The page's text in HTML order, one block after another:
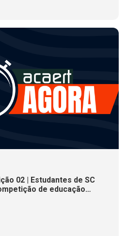
02 | Estudantes de SC
de educação